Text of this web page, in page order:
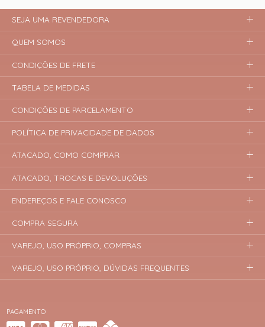
PAGAMENTO
SEJA UMA REVENDEDORA
QUEM SOMOS
CONDIÇÕES DE FRETE
TABELA DE MEDIDAS
CONDIÇÕES DE PARCELAMENTO
POLÍTICA DE PRIVACIDADE DE DADOS
ATACADO, COMO COMPRAR
ATACADO, TROCAS E DEVOLUÇÕES
ENDEREÇOS E FALE CONOSCO
COMPRA SEGURA
VAREJO, USO PRÓPRIO, COMPRAS
VAREJO, USO PRÓPRIO, DÚVIDAS FREQUENTES